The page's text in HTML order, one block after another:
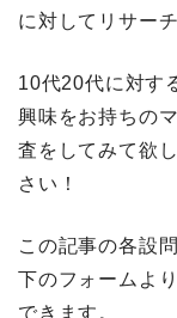
に対してリサー
10代20代に対す
興味をお持ちの
査をしてみて欲
さい！
この記事の各設
下のフォームよ
できます。